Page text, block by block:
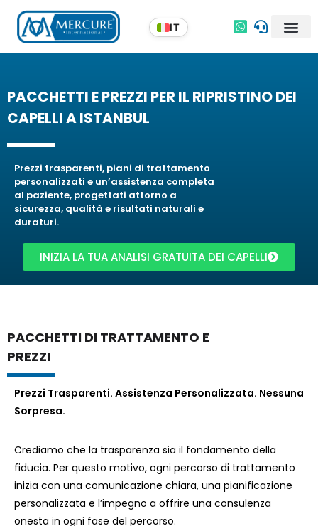
PACCHETTI E PREZZI PER IL RIPRISTINO DEI
CAPELLI A ISTANBUL
Prezzi trasparenti, piani di trattamento
personalizzati e un’assistenza completa
al paziente, progettati attorno a
sicurezza, qualità e risultati naturali e
duraturi.
INIZIA LA TUA ANALISI GRATUITA DEI CAPELLI
PACCHETTI DI TRATTAMENTO E
PREZZI
Prezzi Trasparenti. Assistenza Personalizzata. Nessuna
Sorpresa.
Crediamo che la trasparenza sia il fondamento della
fiducia. Per questo motivo, ogni percorso di trattamento
inizia con una comunicazione chiara, una pianificazione
personalizzata e l’impegno a offrire una consulenza
onesta in ogni fase del percorso.